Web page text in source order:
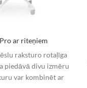
ar riteņiem
raksturo rotaļīga
piedāvā divu izmēru
var kombinēt ar